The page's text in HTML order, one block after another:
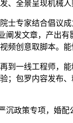
、全景呈现机械人
专家结合倡议成
阐发文章，产出
频创意取脚本。
一线工程师，能
；包罗内容发布
策专项，婚配